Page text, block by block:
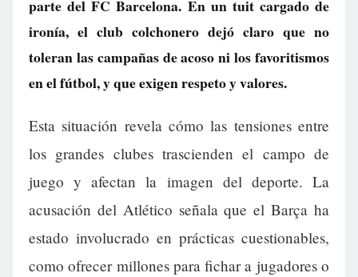
parte del FC Barcelona. En un tuit cargado de
ironía, el club colchonero dejó claro que no
toleran las campañas de acoso ni los favoritismos
en el fútbol, y que exigen respeto y valores.
Esta situación revela cómo las tensiones entre
los grandes clubes trascienden el campo de
juego y afectan la imagen del deporte. La
acusación del Atlético señala que el Barça ha
estado involucrado en prácticas cuestionables,
como ofrecer millones para fichar a jugadores o